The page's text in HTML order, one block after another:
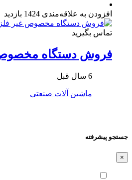
افزودن به علاقه‌مندی 1424 بازدید
تماس بگیرید
فروش دستگاه
6 سال قبل
ماشین آلات صنعتی
جستجو پیشرفته
×